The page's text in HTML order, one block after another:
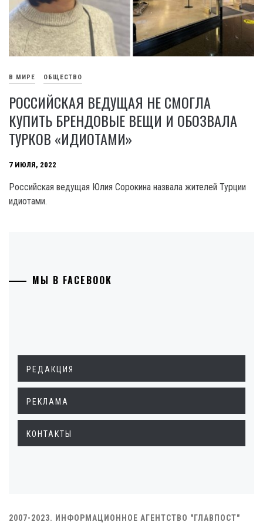
В МИРЕ ОБЩЕСТВО
РОССИЙСКАЯ ВЕДУЩАЯ НЕ СМОГЛА
КУПИТЬ БРЕНДОВЫЕ ВЕЩИ И ОБОЗВАЛА
ТУРКОВ «ИДИОТАМИ»
7 ИЮЛЯ, 2022
Российская ведущая Юлия Сорокина назвала жителей Турции
идиотами.
МЫ В FACEBOOK
РЕДАКЦИЯ
РЕКЛАМА
КОНТАКТЫ
2007-2023. ИНФОРМАЦИОННОЕ АГЕНТСТВО "ГЛАВПОСТ"